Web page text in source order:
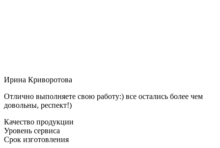
Ирина Криворотова
Отлично выполняете свою работу:) все остались более чем
довольны, респект!)
Качество продукции
Уровень сервиса
Срок изготовления